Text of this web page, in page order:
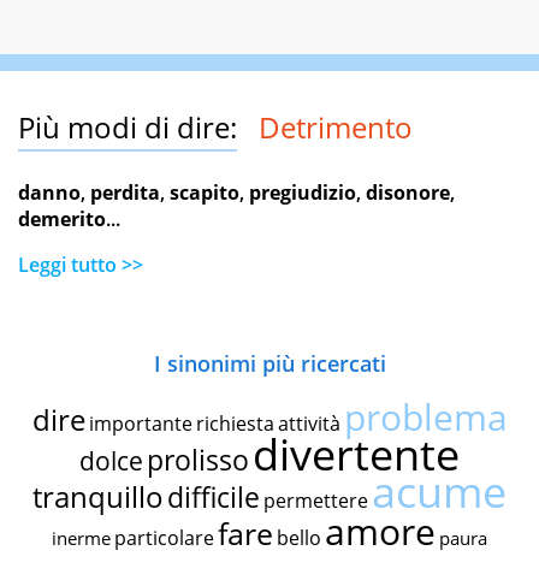
Più modi di dire: Detrimento
danno, perdita,scapito, pregiudizio,disonore,
demerito...
Leggi tutto >>
I sinonimi più ricercati
dire importante richiestaattività problema
dolce prolissodivertente
tranquillodifficile permettereacume
inerme particolarefare bello amore paura